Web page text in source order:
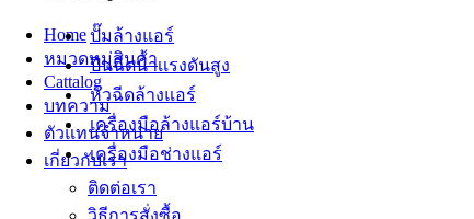
Home
หมวดหมู่สินค้า
Cattalog
บทความ
ตัวแทนจำหน่าย
เกี่ยวกับเรา
ติดต่อเรา
วิธีการสั่งซื้อ
ปั๊มล้างแอร์
ปืนฉีดน้ำเเรงดันสูง
หัวฉีดล้างแอร์
เครื่องมือล้างแอร์บ้าน
เครื่องมือช่างแอร์